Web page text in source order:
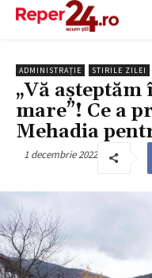
ADMINISTRAȚIE STIRILE ZILEI
„Vă
mare”! Ce a
Mehadia
1 decembrie 2022